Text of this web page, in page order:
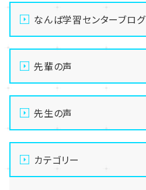
なんば学習センターブログ
先輩の声
先生の声
カテゴリー